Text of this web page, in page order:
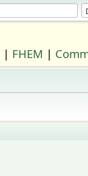
| FHEM |